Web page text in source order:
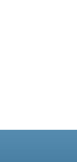
，已经在新加